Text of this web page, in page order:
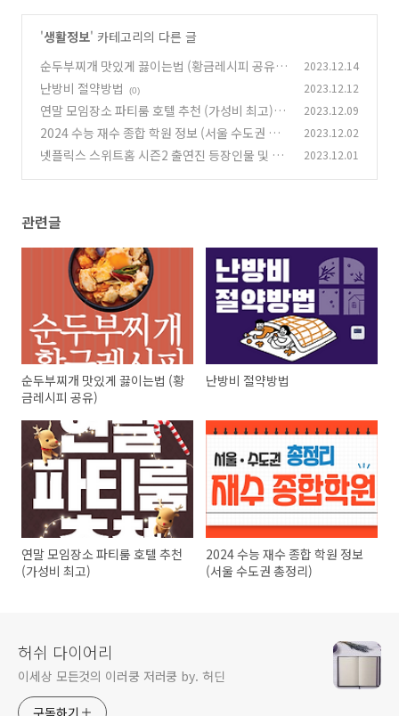
'생활정보' 카테고리의 다른 글
순두부찌개 맛있게 끓이는법 (황금레시피 공유)
(0)
2023.12.14
난방비 절약방법 (0) 2023.12.12
연말 모임장소 파티룸 호텔 추천 (가성비 최고)
(0)
2023.12.09
2024 수능 재수 종합 학원 정보 (서울 수도권 총
정리)
(1)
2023.12.02
넷플릭스 스위트홈 시즌2 출연진 등장인물 및 줄
2023.12.01
관련글
순두부찌개 맛있게 끓이는법 (황
금레시피 공유)
난방비 절약방법
연말 모임장소 파티룸 호텔 추천
(가성비 최고)
2024 수능 재수 종합 학원 정보
(서울 수도권 총정리)
허쉬 다이어리
이세상 모든것의 이러쿵 저러쿵 by. 허딘
구독하기